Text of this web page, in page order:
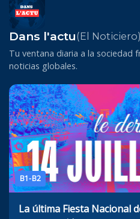
Dans l'actu(El Noticiero)
Tu ventana diaria a la sociedad
noticias globales.
B1-B2
La última Fiesta Nacional